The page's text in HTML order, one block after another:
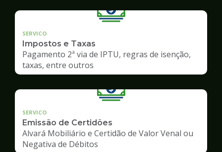
SERVICO
Impostos e Taxas
Pagamento 2ª via de IPTU, regras de isenção,
taxas, entre outros
SERVICO
Emissão de Certidões
Alvará Mobiliário e Certidão de Valor Venal ou
Negativa de Débitos